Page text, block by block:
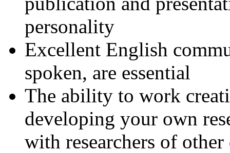
personality
Excellent English
spoken, are essential
The ability to work
developing your own
with researchers of